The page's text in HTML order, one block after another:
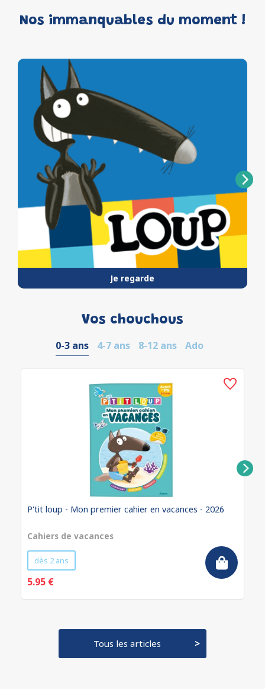
Nos immanquables du moment !
Je regarde
Vos chouchous
0-3 ans 4-7 ans 8-12 ans Ado
P'tit loup - Mon premier cahier en vacances - 2026
Cahiers de vacances
dès 2 ans
5.95 €
Tous les articles